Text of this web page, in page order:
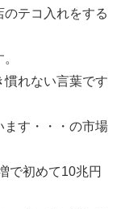
テコ入れをする
れない言葉です
ます・・・の市場
で初めて10兆円